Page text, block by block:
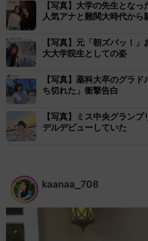
【写真】大学の先生とな
人気アナと難関大時代から
【写真】元「朝ズバッ！
大大学院生としての姿
【写真】薬科大卒のグラ
ち切れた」衝撃告白
【写真】ミス中央グラン
デルデビューしていた